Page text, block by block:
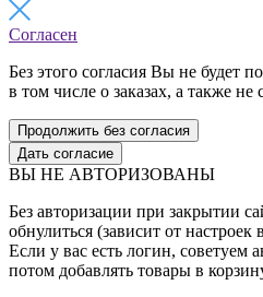
Согласен
Без этого согласия Вы не будет
в том числе о заказах, а также
Продолжить без согласия
Дать согласие
ВЫ НЕ АВТОРИЗОВАНЫ
Без авторизации при закрытии
обнулиться (зависит от
Если у вас есть логин, советуем
потом добавлять товары в